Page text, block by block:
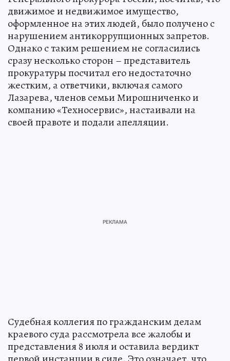
движимое и недвижимое имущество,
оформленное на этих людей, было получено с
нарушением антикоррупционных запретов.
Однако с таким решением не согласились
сразу несколько сторон – представитель
прокуратуры посчитал его недостаточно
жестким, а ответчики, включая самого
Лазарева, членов семьи Мирошниченко и
компанию «Техносервис», настаивали на
своей правоте и подали апелляции.
Судебная коллегия по гражданским делам
краевого суда рассмотрела все жалобы и
представления 8 июля и оставила вердикт